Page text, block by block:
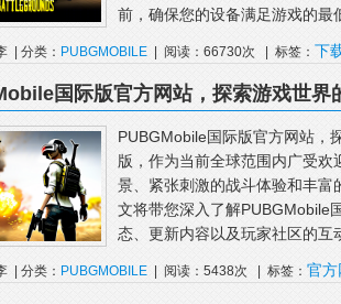
前，确保您的设备满足游戏的最
| 分类： PUBGMOBILE | 阅读：66730次 | 标签： 下
国际版官方网站，探索游戏世界
PUBGMobile国际版官方网站，
版，作为当前全球范围内广受
景、紧张刺激的战斗体验和丰
文将带您深入了解PUBGMobile
态、更新内容以及玩家社区的互
| 分类： PUBGMOBILE | 阅读：5438次 | 标签： 官方